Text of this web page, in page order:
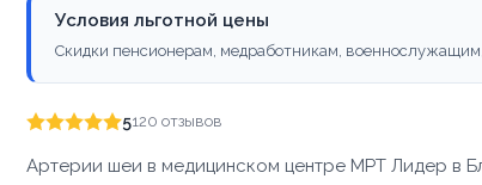
Условия льготной цены
Скидки пенсионерам, медработникам,
5120 отзывов
Артерии шеи в медицинском центре МРТ Лидер в